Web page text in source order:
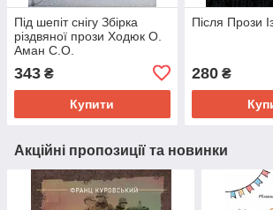
Під шепіт снігу Збірка
різдвяної прози Ходюк О.
Аман С.О.
343 ₴
Купити
Після Прози
280₴
Акційні пропозиції та новинки